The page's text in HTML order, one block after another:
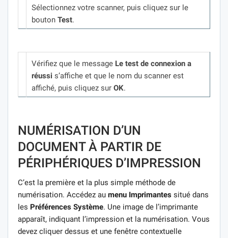
Sélectionnez votre scanner, puis cliquez sur le
bouton Test.
Vérifiez que le message Le test de connexion a
réussi s’affiche et que le nom du scanner est
affiché, puis cliquez sur OK.
NUMÉRISATION D’UN
DOCUMENT À PARTIR DE
PÉRIPHÉRIQUES D’IMPRESSION
C’est la première et la plus simple méthode de
numérisation. Accédez au menu Imprimantes situé dans
les Préférences Système. Une image de l’imprimante
apparaît, indiquant l’impression et la numérisation. Vous
devez cliquer dessus et une fenêtre contextuelle